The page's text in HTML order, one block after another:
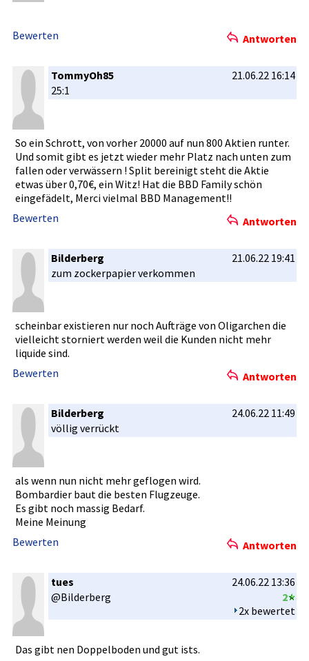
Bewerten Antworten
TommyOh85
21.06.22 16:14
25:1
So ein Schrott, von vorher 20000 auf nun 800 Aktien runter.
Und somit gibt es jetzt wieder mehr Platz nach unten zum
fallen oder verwässern­ ! Split bereinigt steht die Aktie
etwas über 0,70€, ein Witz! Hat die BBD Family schön
eingefädel­t, Merci vielmal BBD Management­!!
Bewerten
Antworten
Bilderberg
21.06.22 19:41
zum zockerpapi­er verkommen
scheinbar existieren­ nur noch Aufträge von Oligarchen­ die
vielleicht­ storniert werden weil die Kunden nicht mehr
liquide sind.
Bewerten
Antworten
Bilderberg
24.06.22 11:49
völlig verrückt
als wenn nun nicht mehr geflogen wird.
Bombardier­ baut die besten Flugzeuge.­
Es gibt noch massig Bedarf.
Meine Meinung
Bewerten
Antworten
tues
24.06.22 13:36
2
2x bewertet
@Bilderber­g
Das gibt nen Doppelbode­n und gut ists.